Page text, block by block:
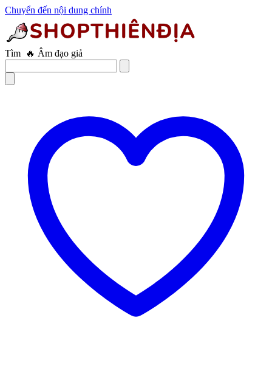
Chuyển đến nội dung chính
Tìm 🔥 Trứng rung